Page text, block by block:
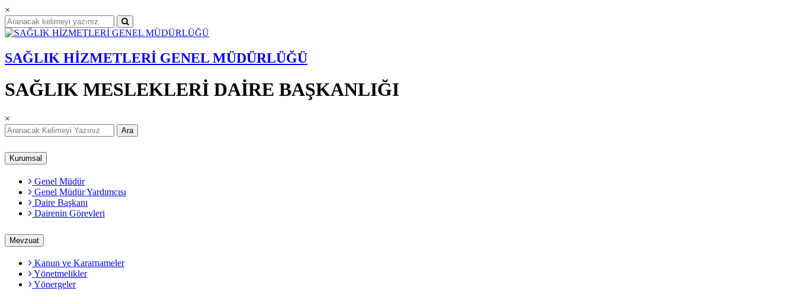
×
SAĞLIK HİZMETLERİ GENEL MÜDÜRLÜĞÜ
SAĞLIK MESLEKLERİ DAİRE BAŞKANLIĞI
×
Ara
Kurumsal
Genel Müdür
Genel Müdür Yardımcısı
Daire Başkanı
Dairenin Görevleri
Mevzuat
Kanun ve Kararnameler
Yönetmelikler
Yönergeler